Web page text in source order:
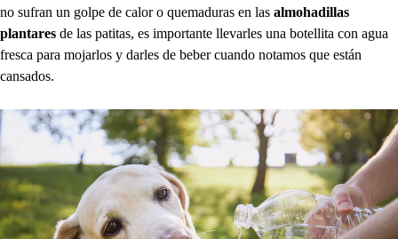
no sufran un golpe de calor o quemaduras en las almohadillas
plantares de las patitas, es importante llevarles una botellita con agua
fresca para mojarlos y darles de beber cuando notamos que están
cansados.